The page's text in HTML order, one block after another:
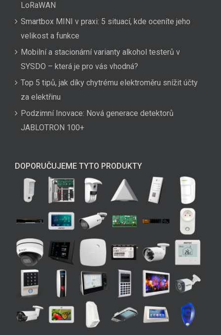
LoRaWAN
Smartbox MINI v praxi: 5 situací, kde oceníte jeho
velikost a funkce
Mobilní a stacionární varianty alkohol testerů v
SYSDO – která je pro vás vhodná?
Top 5 tipů, jak díky chytrému elektroměru snížit účty
za elektřinu
Podzimní Inovace: Nová generace detektorů
JABLOTRON 100+
DOPORUČUJEME TYTO PRODUKTY